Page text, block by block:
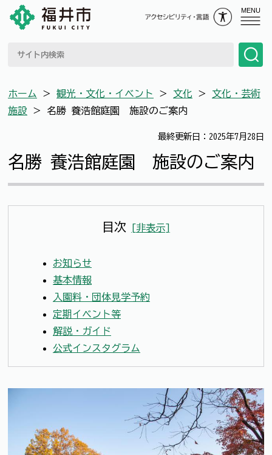
MENU
ホーム ＞ 観光・文化・イベント ＞ 文化 ＞ 文化・芸術
施設 ＞ 名勝 養浩館庭園 施設のご案内
最終更新日：2025年7月28日
名勝 養浩館庭園 施設のご案内
目次 [非表示]
お知らせ
基本情報
入園料・団体見学予約
定期イベント等
解説・ガイド
公式インスタグラム